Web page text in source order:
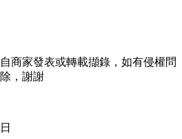
商家發表或轉載擷錄，如有侵權問
，謝謝